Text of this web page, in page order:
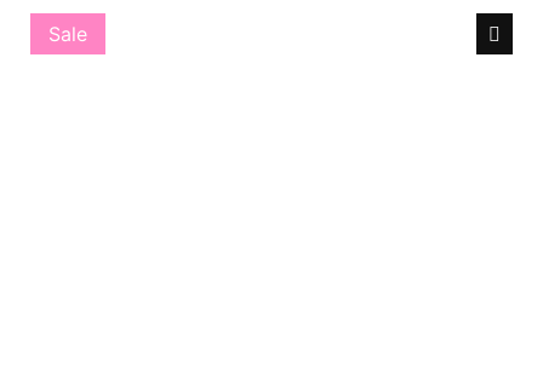
Sale